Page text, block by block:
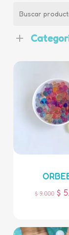
Buscar
$9.000 $